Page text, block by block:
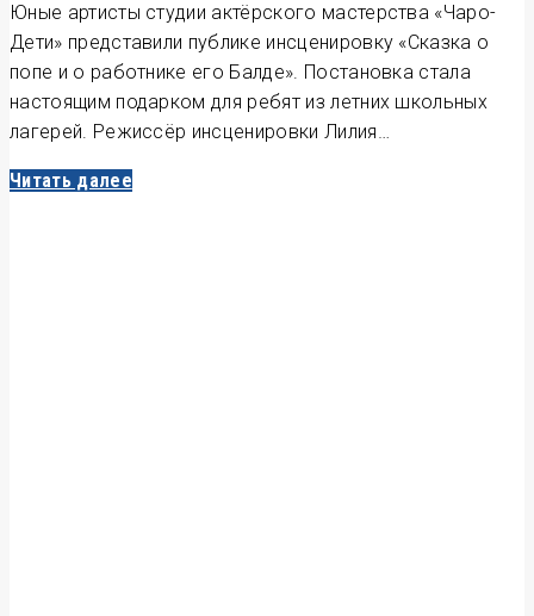
Юные артисты студии актёрского мастерства «Чаро-
Дети» представили публике инсценировку «Сказка о
попе и о работнике его Балде». Постановка стала
настоящим подарком для ребят из летних школьных
лагерей. Режиссёр инсценировки Лилия…
Читать далее